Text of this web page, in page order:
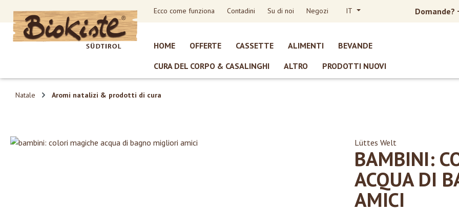
al contenuto principale
Salta alla ricerca
Passa alla navigazione principale Ecco come funziona Contadini Su di noi Negozi IT Domande?
HOME OFFERTE CASSETTE ALIMENTI
BEVANDE
CURA DEL CORPO & CASALINGHI
ALTRO PRODOTTI NUOVI
Natale Aromi natalizi & prodotti di cura
Salta la galleria di immagini Lüttes Welt
BAMBINI:
ACQUA DI
AMICI